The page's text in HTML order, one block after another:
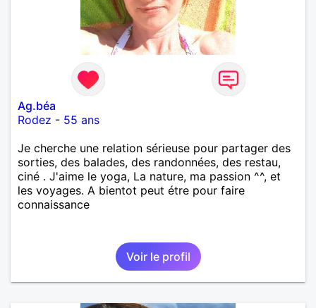
Ag.béa
Rodez - 55 ans
Je cherche une relation sérieuse pour partager des
sorties, des balades, des randonnées, des restau,
ciné . J'aime le yoga, La nature, ma passion ^^, et
les voyages. A bientot peut étre pour faire
connaissance
Voir le profil